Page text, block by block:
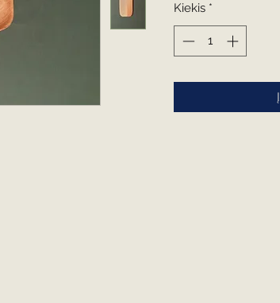
Kiekis *